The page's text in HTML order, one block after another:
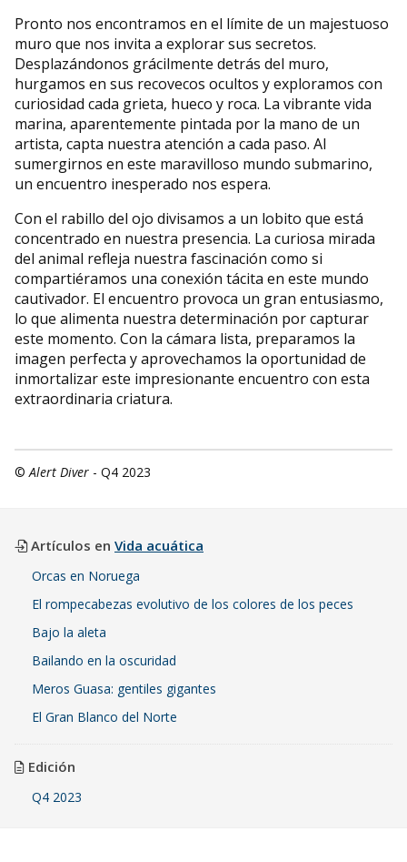
Pronto nos encontramos en el límite de un majestuoso
muro que nos invita a explorar sus secretos.
Desplazándonos grácilmente detrás del muro,
hurgamos en sus recovecos ocultos y exploramos con
curiosidad cada grieta, hueco y roca. La vibrante vida
marina, aparentemente pintada por la mano de un
artista, capta nuestra atención a cada paso. Al
sumergirnos en este maravilloso mundo submarino,
un encuentro inesperado nos espera.
Con el rabillo del ojo divisamos a un lobito que está
concentrado en nuestra presencia. La curiosa mirada
del animal refleja nuestra fascinación como si
compartiéramos una conexión tácita en este mundo
cautivador. El encuentro provoca un gran entusiasmo,
lo que alimenta nuestra determinación por capturar
este momento. Con la cámara lista, preparamos la
imagen perfecta y aprovechamos la oportunidad de
inmortalizar este impresionante encuentro con esta
extraordinaria criatura.
© Alert Diver - Q4 2023
Artículos en Vida acuática
Orcas en Noruega
El rompecabezas evolutivo de los colores de los peces
Bajo la aleta
Bailando en la oscuridad
Meros Guasa: gentiles gigantes
El Gran Blanco del Norte
Edición
Q4 2023